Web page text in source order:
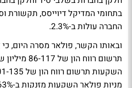
בתחומי המדיקל דיוייסס, תקשורת
החברה עולות ב-2.3%.
ובאותו הקשר, פולאר מסרה היום,
תרשום רווח